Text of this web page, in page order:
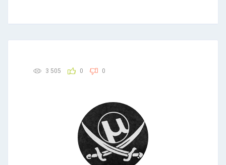
3 505 0 0